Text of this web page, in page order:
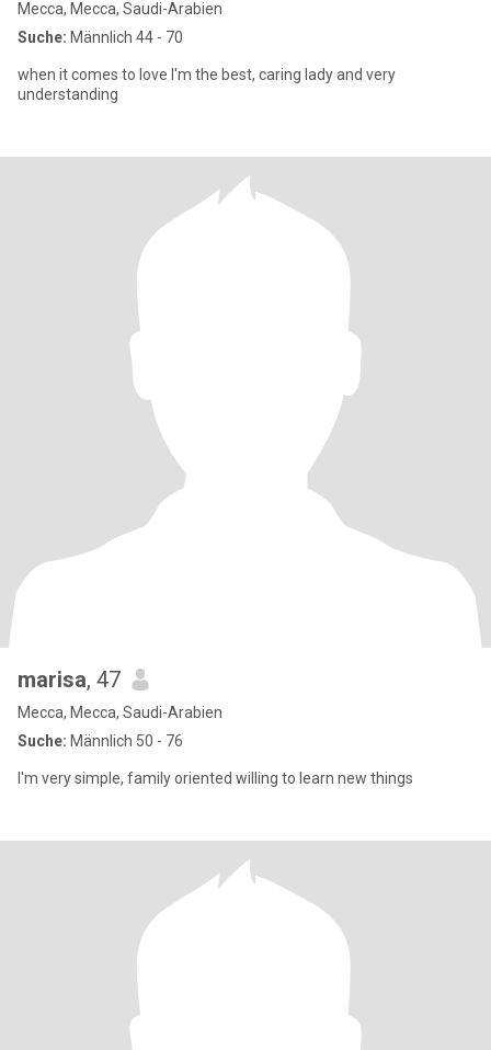
Mecca, Mecca, Saudi-Arabien
Suche: Männlich 44 - 70
when it comes to love I'm the best, caring lady and very
understanding
marisa, 47
Mecca, Mecca, Saudi-Arabien
Suche: Männlich 50 - 76
I'm very simple, family oriented willing to learn new things